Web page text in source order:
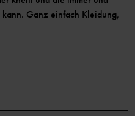
Ganz einfach Kleidung,